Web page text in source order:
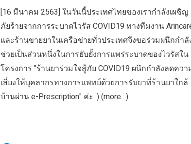
[16 มีนาคม 2563] ในวันนี้ประเทศไทยของเรากำลังเผชิญ
ภัยร้ายจากการระบาดไวรัส COVID19 ทางทีมงาน
และร้านขายยาในเครือข่ายทั่วประเทศจึงขอร่วมผนึกกำลั
ช่วยเป็นส่วนหนึ่งในการยับยั้งการแพร่ระบาดของไวรัสใน
โครงการ "ร้านยาร่วมใจสู้ภัย COVID19 ผนึกกำลังลดควา
เสี่ยงให้บุคลากรทางการแพทย์ด้วยการรับยาที่ร้านยาใกล้
บ้านผ่าน e-Prescription" ค่ะ :) (more…)